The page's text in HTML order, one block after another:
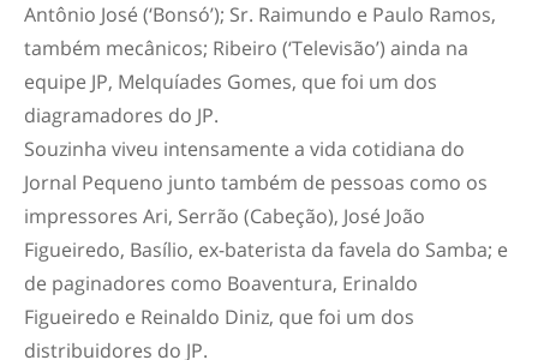
Antônio José (‘Bonsó’); Sr. Raimundo e Paulo Ramos,
também mecânicos; Ribeiro (‘Televisão’) ainda na
equipe JP, Melquíades Gomes, que foi um dos
diagramadores do JP.
Souzinha viveu intensamente a vida cotidiana do
Jornal Pequeno junto também de pessoas como os
impressores Ari, Serrão (Cabeção), José João
Figueiredo, Basílio, ex-baterista da favela do Samba; e
de paginadores como Boaventura, Erinaldo
Figueiredo e Reinaldo Diniz, que foi um dos
distribuidores do JP.